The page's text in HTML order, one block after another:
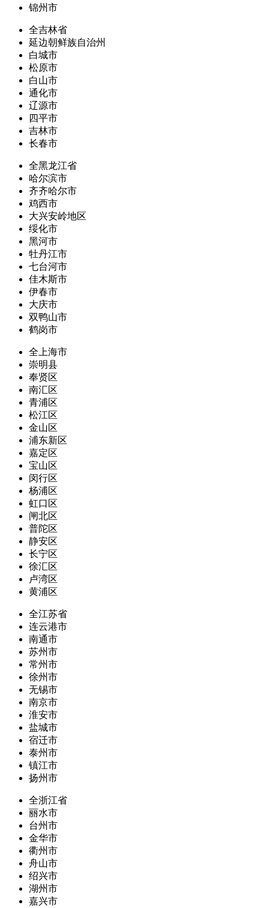
锦州市
全吉林省
延边朝鲜族自治州
白城市
松原市
白山市
通化市
辽源市
四平市
吉林市
长春市
全黑龙江省
哈尔滨市
齐齐哈尔市
鸡西市
大兴安岭地区
绥化市
黑河市
牡丹江市
七台河市
佳木斯市
伊春市
大庆市
双鸭山市
鹤岗市
全上海市
崇明县
奉贤区
南汇区
青浦区
松江区
金山区
浦东新区
嘉定区
宝山区
闵行区
杨浦区
虹口区
闸北区
普陀区
静安区
长宁区
徐汇区
卢湾区
黄浦区
全江苏省
连云港市
南通市
苏州市
常州市
徐州市
无锡市
南京市
淮安市
盐城市
宿迁市
泰州市
镇江市
扬州市
全浙江省
丽水市
台州市
金华市
衢州市
舟山市
绍兴市
湖州市
嘉兴市